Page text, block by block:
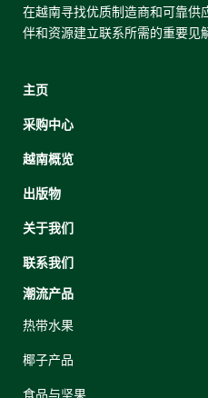
在越南寻找优质制造商和可靠供
伴和资源建立联系所需的重要见
主页
采购中心
越南概览
出版物
关于我们
联系我们
潮流产品
热带水果
椰子产品
食品与坚果